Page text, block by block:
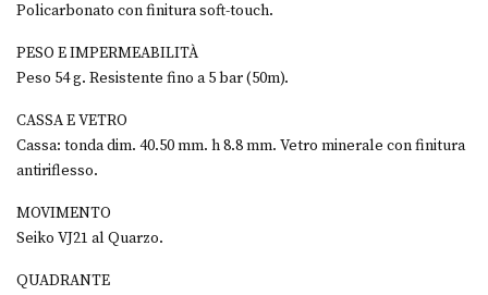
Policarbonato con finitura soft-touch.
PESO E IMPERMEABILITÀ
Peso 54 g. Resistente fino a 5 bar (50m).
CASSA E VETRO
Cassa: tonda dim. 40.50 mm. h 8.8 mm. Vetro minerale con finitura
antiriflesso.
MOVIMENTO
Seiko VJ21 al Quarzo.
QUADRANTE